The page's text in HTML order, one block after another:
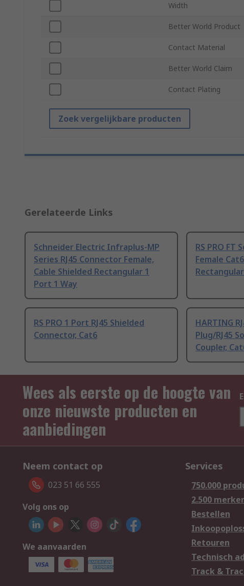
Width
Better World Product
Contact Material
Better World Claim
Contact Plating
Zoek vergelijkbare producten
Gerelateerde Links
Schneider Electric Infraplus-MP
Series RJ45 Connector Female,
Cable Shielded Rectangular 1
Port 1 Way
RS PRO FT
Female
RS PRO 1 Port RJ45 Shielded
Connector, Cat6
HARTING
Plug/RJ45
Coupler,
Wees als eerste op de hoogte van
onze nieuwste producten en
aanbiedingen
Neem contact op
023 51 66 555
Volg ons op
We aanvaarden
Services
750.000
2.500
Bestellen
Retouren
Technisch
Track &